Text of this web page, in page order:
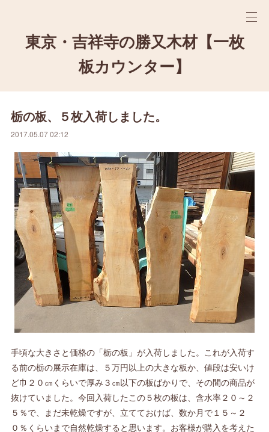
東京・吉祥寺の勝又木材【一枚
板カウンター】
栃の板、５枚入荷しました。
2017.05.07 02:12
手頃な大きさと価格の「栃の板」が入荷しました。これが入荷す
る前の栃の展示在庫は、５万円以上の大きな板か、値段は安いけ
ど巾２０㎝くらいで厚み３㎝以下の板ばかりで、その間の商品が
抜けていました。今回入荷したこの５枚の板は、含水率２０～２
５％で、まだ未乾燥ですが、立てておけば、数か月で１５～２
０％くらいまで自然乾燥すると思います。お客様が購入を考えた